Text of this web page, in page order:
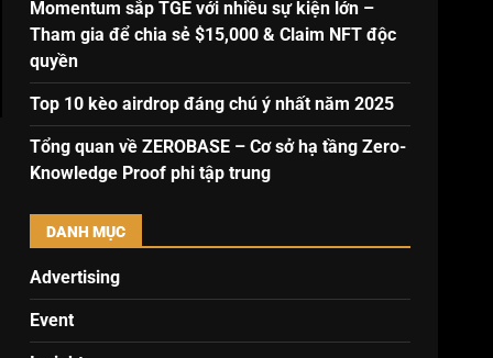
Momentum sắp TGE với nhiều sự kiện lớn –
Tham gia để chia sẻ $15,000 & Claim NFT độc
quyền
Top 10 kèo airdrop đáng chú ý nhất năm 2025
Tổng quan về ZEROBASE – Cơ sở hạ tầng Zero-
Knowledge Proof phi tập trung
DANH MỤC
Advertising
Event